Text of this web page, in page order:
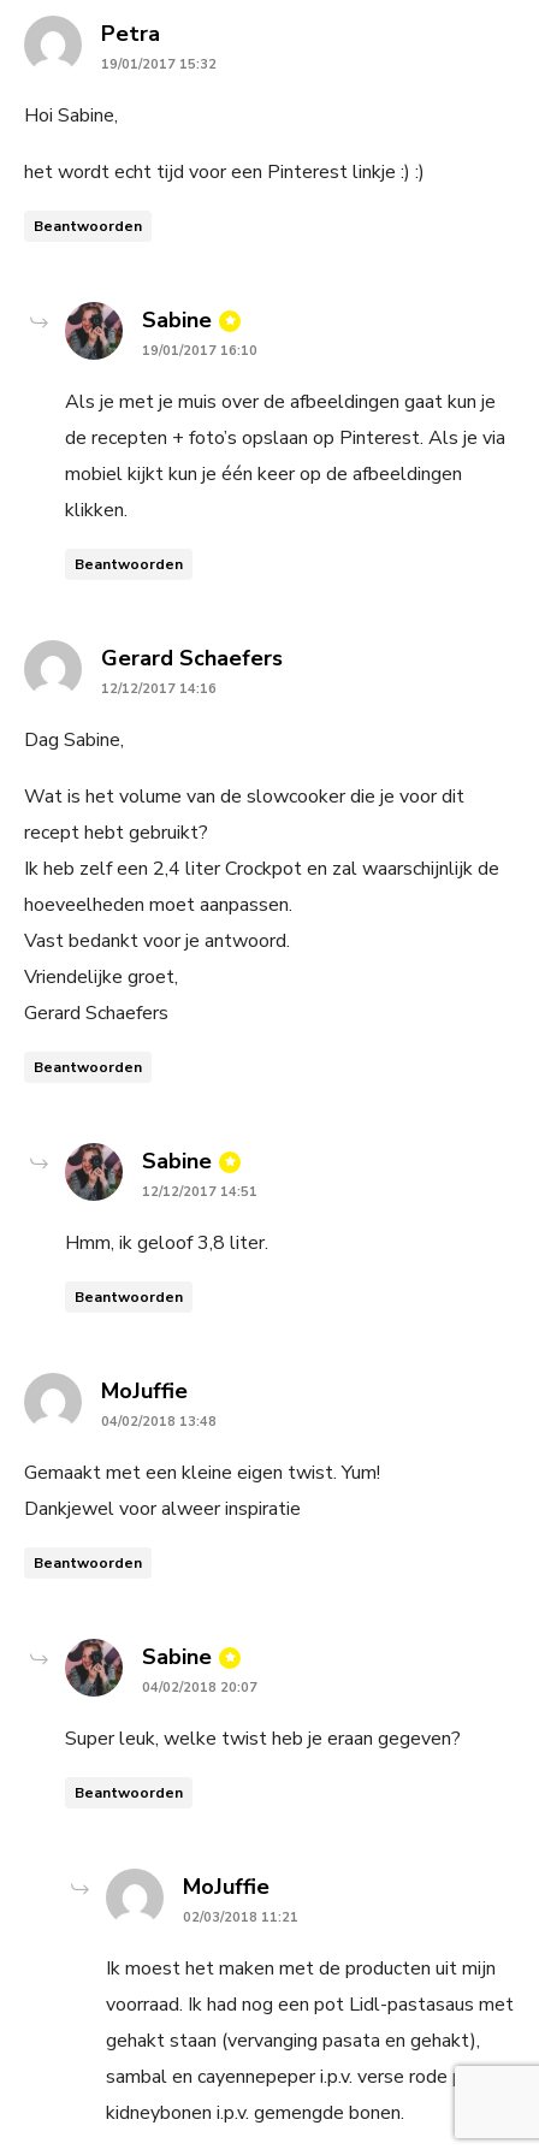
Petra
19/01/2017 15:32
Hoi Sabine,
het wordt echt tijd voor een Pinterest linkje :) :)
Beantwoorden
Sabine says:
19/01/2017 16:10
Als je met je muis over de afbeeldingen gaat kun je
de recepten + foto’s opslaan op Pinterest. Als je via
mobiel kijkt kun je één keer op de afbeeldingen
klikken.
Beantwoorden
Gerard Schaeferssays:
12/12/2017 14:16
Dag Sabine,
Wat is het volume van de slowcooker die je voor dit
recept hebt gebruikt?
Ik heb zelf een 2,4 liter Crockpot en zal waarschijnlijk de
hoeveelheden moet aanpassen.
Vast bedankt voor je antwoord.
Vriendelijke groet,
Gerard Schaefers
Beantwoorden
Sabine says:
12/12/2017 14:51
Hmm, ik geloof 3,8 liter.
Beantwoorden
MoJuffiesays:
04/02/2018 13:48
Gemaakt met een kleine eigen twist. Yum!
Dankjewel voor alweer inspiratie
Beantwoorden
Sabine says:
04/02/2018 20:07
Super leuk, welke twist heb je eraan gegeven?
Beantwoorden
MoJuffiesays:
02/03/2018 11:21
Ik moest het maken met de producten uit mijn
voorraad. Ik had nog een pot Lidl-pastasaus met
gehakt staan (vervanging pasata en gehakt),
sambal en cayennepeper i.p.v. verse rode peper,
kidneybonen i.p.v. gemengde bonen.